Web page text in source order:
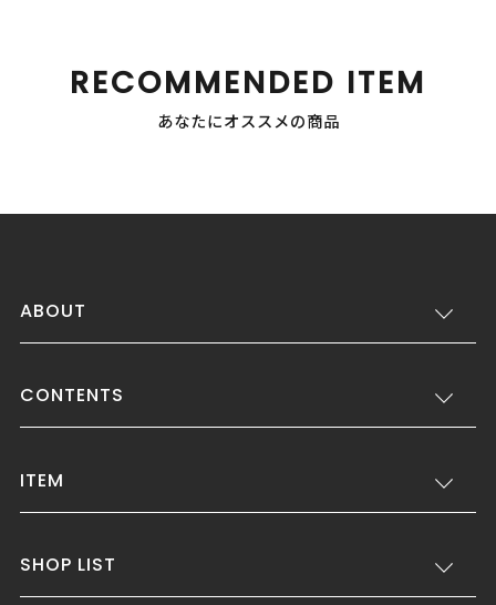
RECOMMENDED ITEM
あなたにオススメの商品
ABOUT
CONTENTS
ITEM
SHOP LIST